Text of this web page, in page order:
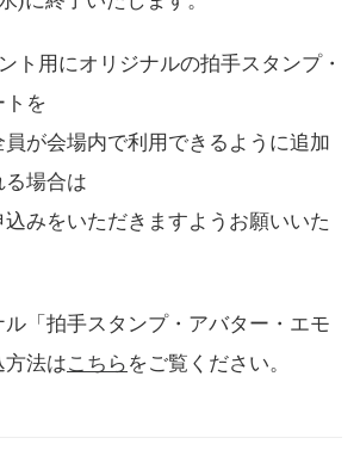
ト用にオリジナルの拍手スタンプ・
トを
が会場内で利用できるように追加
場合は
込みをいただきますようお願いいた
「拍手スタンプ・アバター・エモ
方法はこちら をご覧ください。